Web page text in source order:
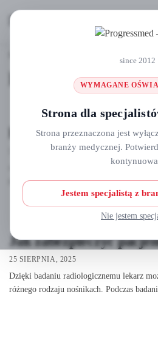
since 2012
WYMAGANE
Strona dla
Strona przeznaczona jest
branży medycznej.
Jestem specjalistą z
Nie jestem
E-BTO: European
13 MAJA, 2026
📣 Zapraszamy stomatologów na
chirurgicznym i implantologii. To
Jak zabezpieczyć
25 SIERPNIA, 2025
Dzięki badaniu radiologicznemu lekarz
różnego rodzaju nośnikach. Podczas